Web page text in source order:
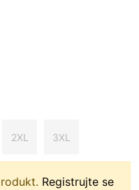
2XL 3XL
Registrujte se